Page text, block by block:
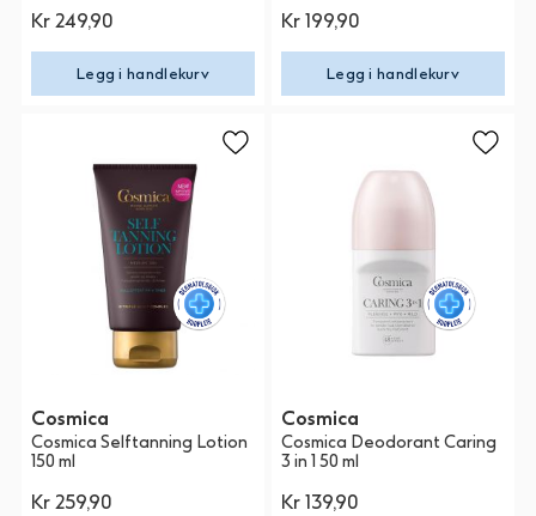
Kr 249,90
Legg i handlekurv
Kr 199,90
Legg i handlekurv
Cosmica
Cosmica Selftanning Lotion
150 ml
Kr 259,90
Cosmica
Cosmica Deodorant Caring
3 in 1 50 ml
Kr 139,90